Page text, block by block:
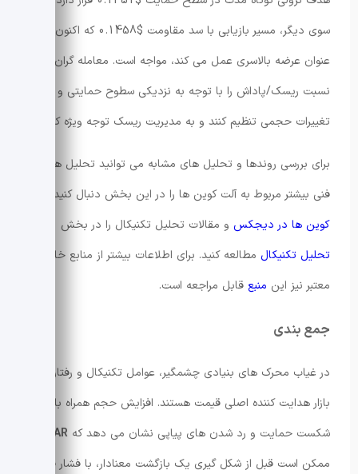
سوی دیگر، مسیر بازیابی با سد مقاومت $0.1458 که اکنون به
عنوان عرضه بالاسری عمل می کند، مواجه است. معامله گران باید
نسبت ریسک/پاداش را با توجه به نزدیکی سطوح حمایتی و
تغییرات حجمی تنظیم کنند و به مدیریت ریسک توجه ویژه کنند.
برای بررسی روندها و تحلیل های مشابه می توانید تحلیل های
فنی بیشتر مربوط به آلت کوین ها را در این بخش دنبال کنید:
کوین ها در دیجکس و مقالات تحلیل تکنیکال را در بخش
تحلیل تکنیکال مطالعه کنید. برای اطلاعات بیشتر از منابع خارجی
معتبر نیز این منبع قابل مراجعه است.
جمع بندی
در غیاب محرک های بنیادی چشمگیر، عوامل تکنیکال و رفتاری
بازار هدایت کننده اصلی قیمت هستند. افزایش حجم همراه با
شکست حمایت و رد شدن های پیاپی نشان می دهد که HBAR
ممکن است قبل از شکل گیری یک بازگشت معنادار، با فشار فروش